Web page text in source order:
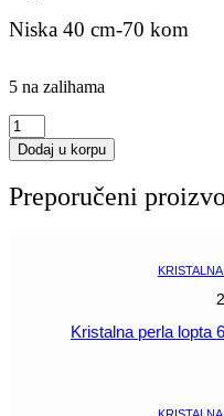
Niska 40 cm-70 kom
5 na zalihama
Kristalna
perla
lopta
mm
Dodaj u korpu
Preporučeni
Kristalna perla lopta